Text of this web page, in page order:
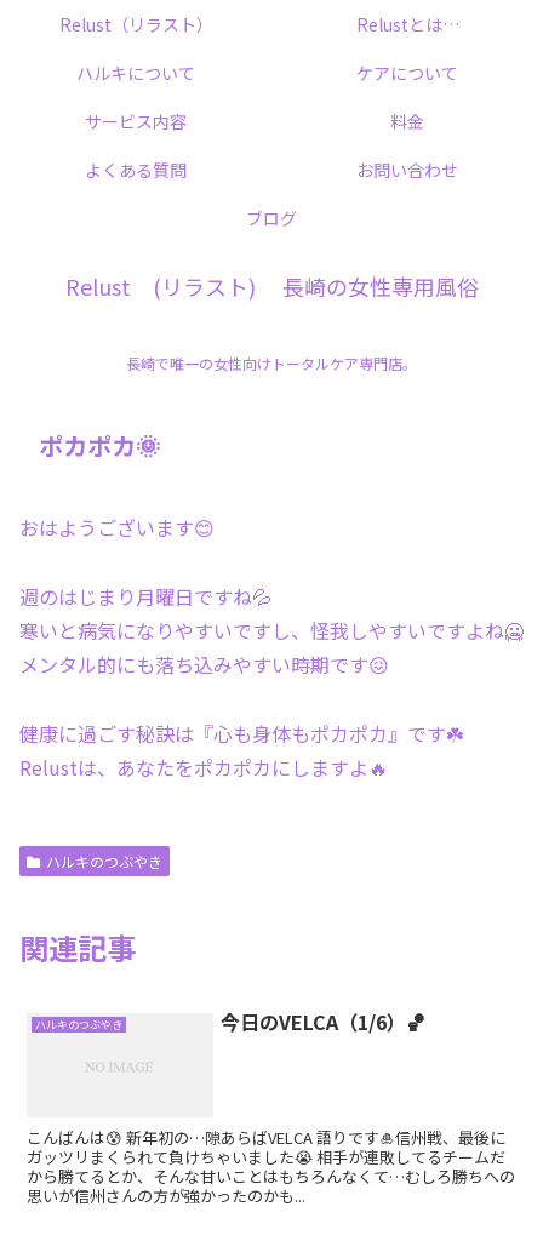
Relust (リラスト) 長崎の女性専用風俗
長崎で唯一の女性向けトータルケア専門店。
Relust（リラスト）
Relustとは…
ハルキについて
ケアについて
サービス内容
料金
よくある質問
お問い合わせ
ブログ
ポカポカ🌞
おはようございます😊
週のはじまり月曜日ですね💦
寒いと病気になりやすいですし、怪我しやすいですよね🥶
メンタル的にも落ち込みやすい時期です😖
健康に過ごす秘訣は『心も身体もポカポカ』です☘️
Relustは、あなたをポカポカにしますよ🔥
ハルキのつぶやき
関連記事
ハルキのつぶやき 今日のVELCA（1/6）🏀
こんばんは😰 新年初の…隙あらばVELCA 語りです🎍信州戦、最後に
ガッツリまくられて負けちゃいました😭 相手が連敗してるチームだ
から勝てるとか、そんな甘いことはもちろんなくて…むしろ勝ちへの
思いが信州さんの方が強かったのかも...